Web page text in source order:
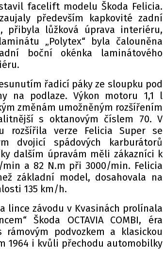
facelift modelu Škoda Felicia.
především kapkovité zadní
přibyla lůžková úprava interiéru,
„Polytex“ byla čalouněna
boční okénka laminátového
řadicí páky ze sloupku pod
na podlaze. Výkon motoru 1,1 l
změnám umožněným rozšířením
s oktanovým číslem 70. V
rozšířila verze Felicia Super se
dvojicí spádových karburátorů
dalším úpravám měli zákazníci k
a 82 N.m při 3000/min. Felicia
základní model, dosahovala na
135 km/h.
lince závodu v Kvasinách prolínala
Škoda OCTAVIA COMBI, éra
podvozkem a klasickou
1964 i kvůli přechodu automobilky